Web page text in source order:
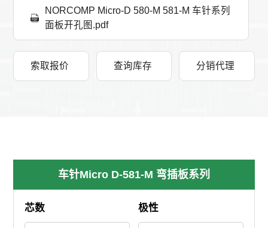
NORCOMP Micro-D 580-M 581-M 车针系列
面板开孔图.pdf
索取报价 查询库存 分销代理
车针Micro D-581-M 弯插板系列
芯数 极性